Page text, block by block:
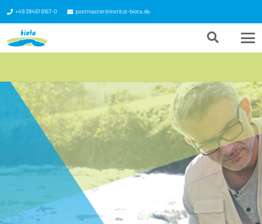
+49 38461 9167-0 postmaster@institut-biota.de